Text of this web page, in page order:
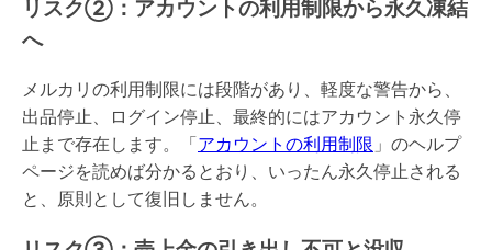
リスク②：アカウントの利用制限から永久凍結
へ
メルカリの利用制限には段階があり、軽度な警告から、
出品停止、ログイン停止、最終的にはアカウント永久停
止まで存在します。「アカウントの利用制限 」のヘルプ
ページを読めば分かるとおり、いったん永久停止される
と、原則として復旧しません。